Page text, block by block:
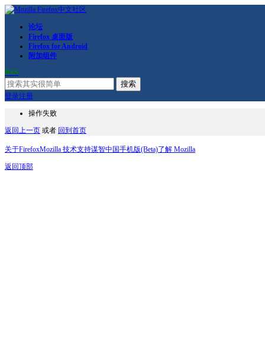
论坛
Firefox 桌面版
Firefox for Android
附加组件
RSS
搜索
登录注册
操作失败
返回上一页 或者 回到首页
关于FirefoxMozilla 技术支持谋智中国手机版(Beta)了解 Mozilla
返回顶部